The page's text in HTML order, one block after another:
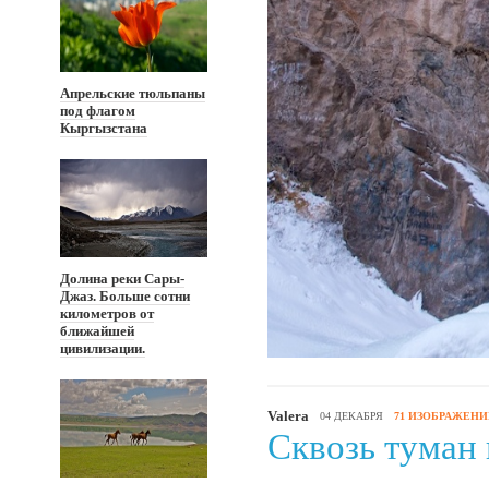
Апрельские тюльпаны
под флагом
Кыргызстана
Долина реки Сары-
Джаз. Больше сотни
километров от
ближайшей
цивилизации.
Valera 04 ДЕКАБРЯ 71
Сквозь